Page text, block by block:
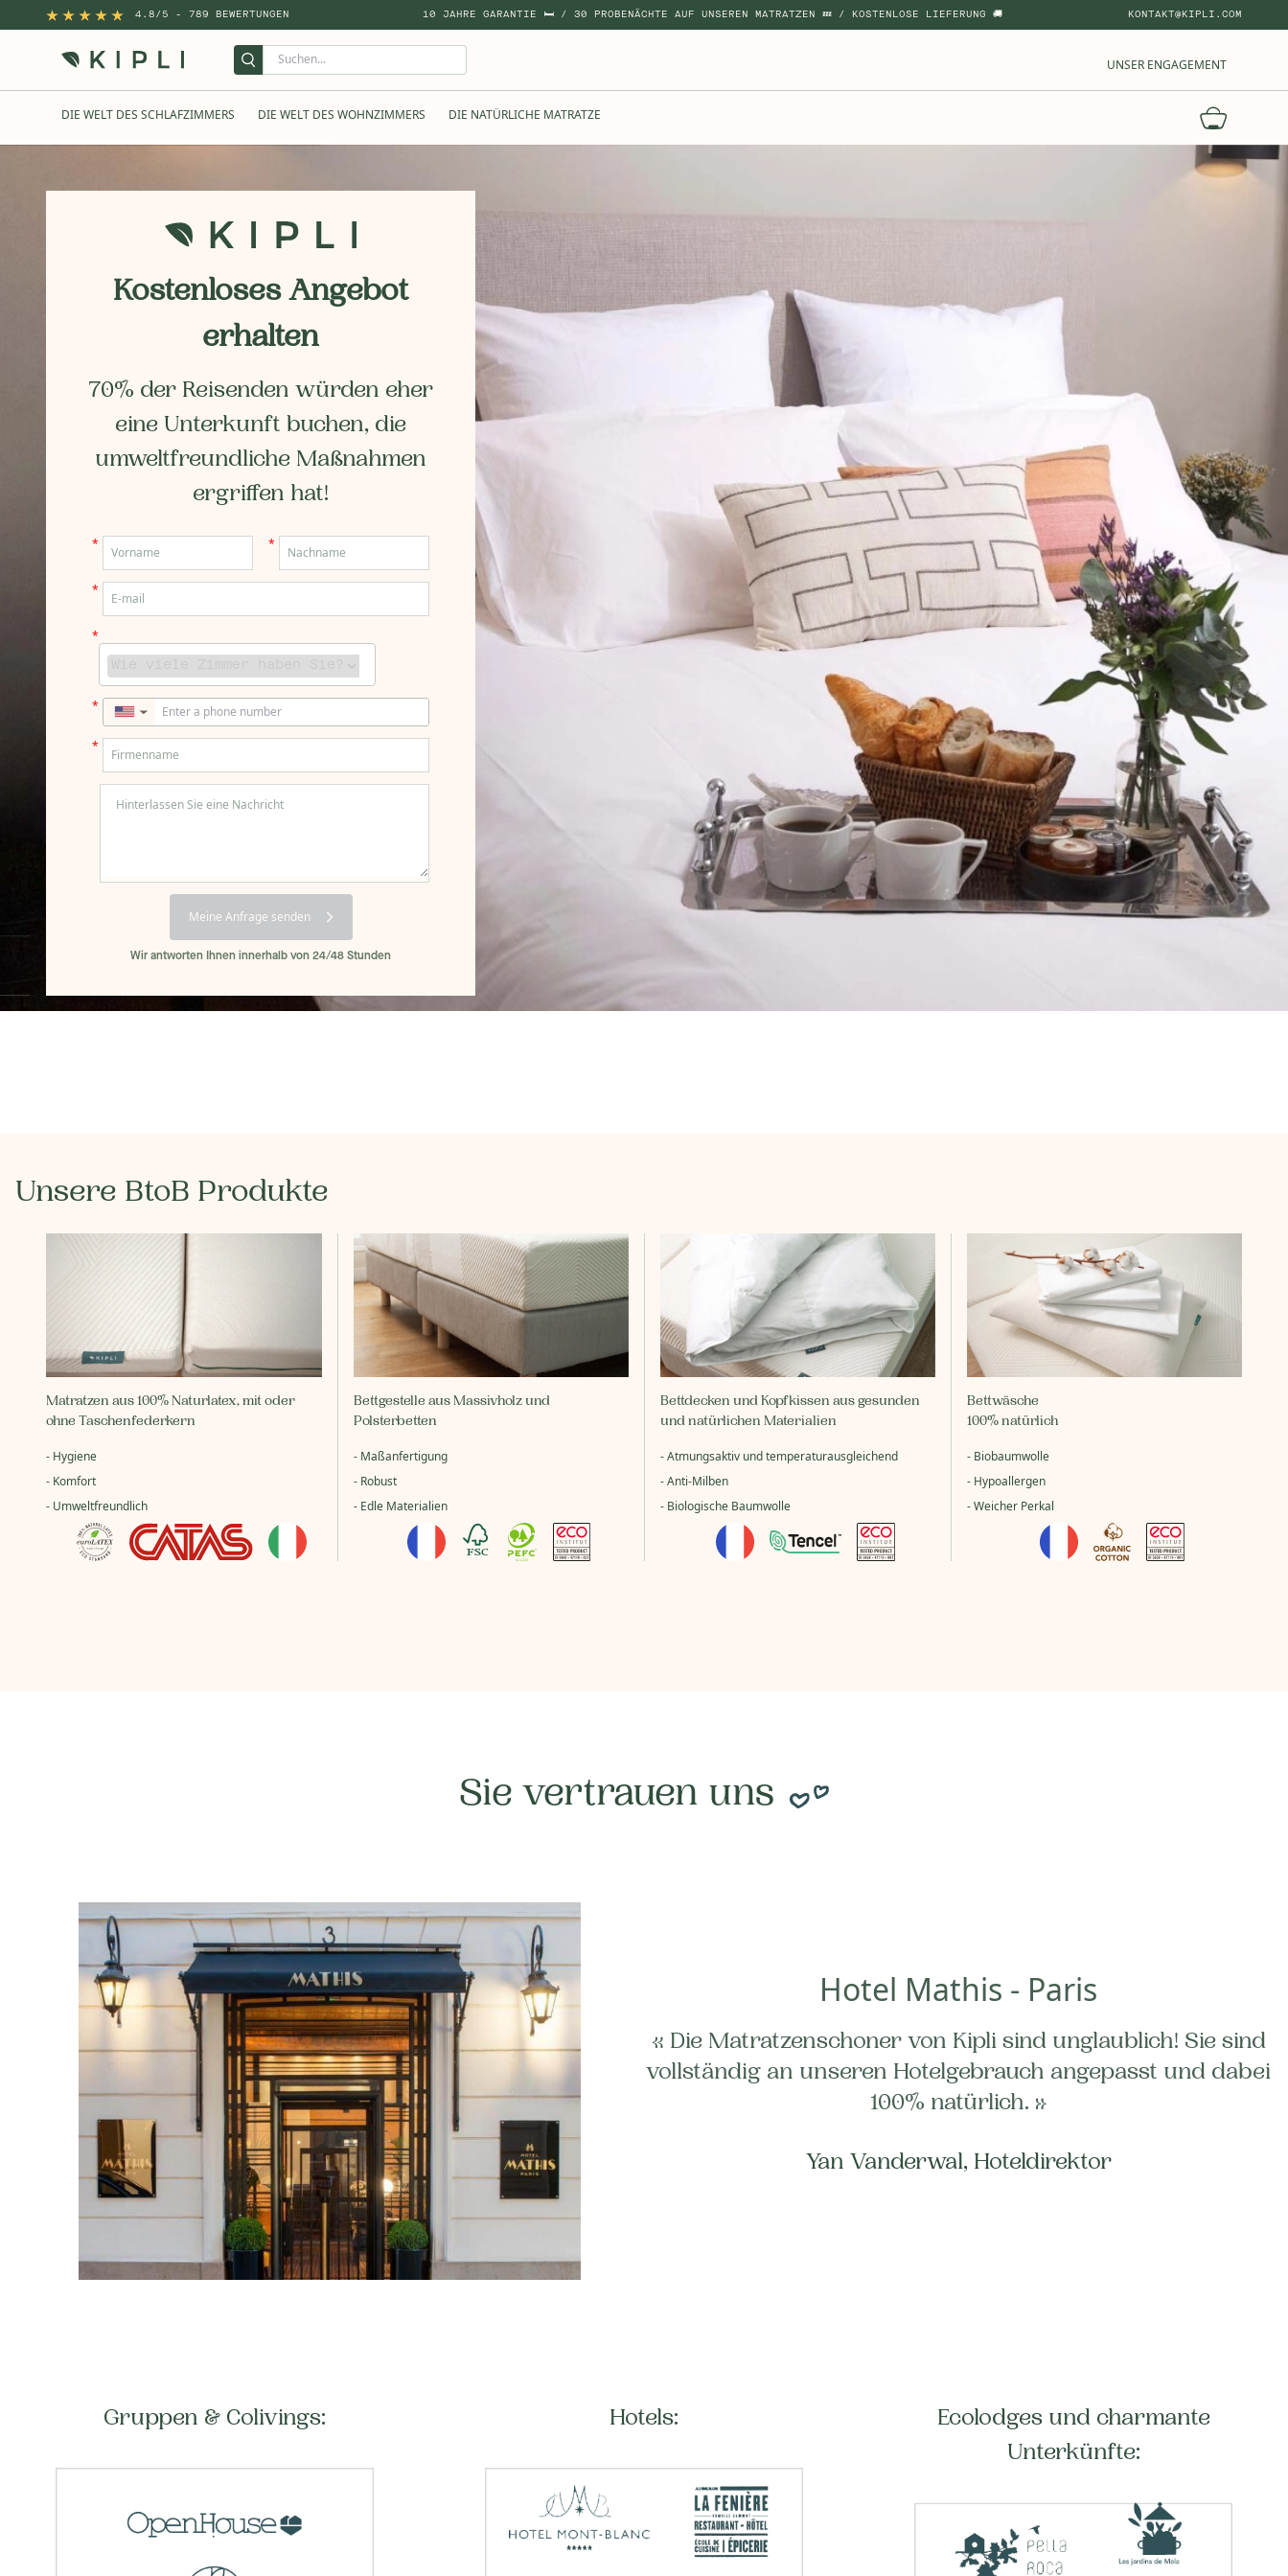
4.8/5 - 789 BEWERTUNGEN 10 JAHRE GARANTIE 🛏 / 30 PROBENÄCHTE AUF UNSEREN MATRATZEN 💤 / KOSTENLOSE LIEFERUNG 🚚 KONTAKT@KIPLI.COM
UNSER ENGAGEMENT
DIE WELT DES SCHLAFZIMMERS DIE WELT DES WOHNZIMMERS DIE NATÜRLICHE MATRATZE
Kostenloses Angebot
erhalten
70% der Reisenden würden eher
eine Unterkunft buchen, die
umweltfreundliche Maßnahmen
ergriffen hat!
* *
*
*
* ▼
*
Meine Anfrage senden
Wir antworten Ihnen innerhalb von 24/48 Stunden
Unsere BtoB Produkte
Matratzen aus 100% Naturlatex, mit oder
ohne Taschenfederkern
- Hygiene
- Komfort
- Umweltfreundlich
Bettgestelle aus Massivholz und
Polsterbetten
- Maßanfertigung
- Robust
- Edle Materialien
Bettdecken und Kopfkissen aus gesunden
und natürlichen Materialien
- Atmungsaktiv und temperaturausgleichend
- Anti-Milben
- Biologische Baumwolle
Bettwäsche
100% natürlich
- Biobaumwolle
- Hypoallergen
- Weicher Perkal
Sie vertrauen uns
Hotel Mathis - Paris
« Die Matratzenschoner von Kipli sind unglaublich! Sie sind
vollständig an unseren Hotelgebrauch angepasst und dabei
100% natürlich. »
Yan Vanderwal, Hoteldirektor
Gruppen & Colivings: Hotels:
Ecolodges und charmante
Unterkünfte: